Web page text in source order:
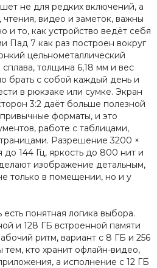
не для редких включений, а
видео и заметок, важны
и то, как устройство ведёт себя
Пад 7 как раз построен вокруг
цельнометаллический
толщина 6,18 мм и вес
брать с собой каждый день и
в рюкзаке или сумке. Экран
3:2 даёт больше полезной
форматы, и это
работе с таблицами,
Разрешение 3200 ×
до 144 Гц, яркость до 800 нит и
изображение детальным,
только в помещении, но и у
понятная логика выбора.
и 128 ГБ встроенной памяти
ритм, вариант с 8 ГБ и 256
кто хранит офлайн-видео,
а исполнение с 12 ГБ